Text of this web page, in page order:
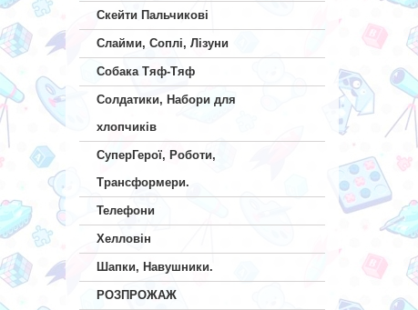
Скейти Пальчикові
Слайми, Соплі, Лізуни
Собака Тяф-Тяф
Солдатики, Набори для
хлопчиків
СуперГерої, Роботи,
Трансформери.
Телефони
Хелловін
Шапки, Навушники.
РОЗПРОЖАЖ